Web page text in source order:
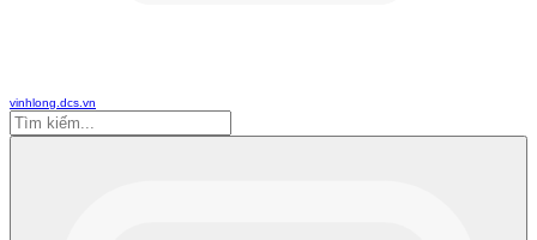
vinhlong.dcs.vn